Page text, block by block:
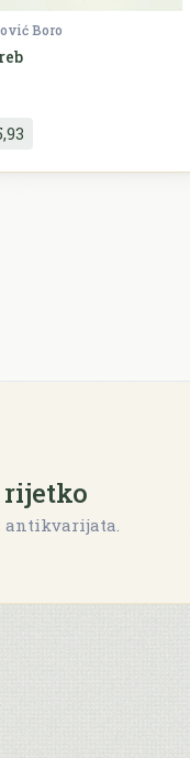
Boro
antikvarijata.